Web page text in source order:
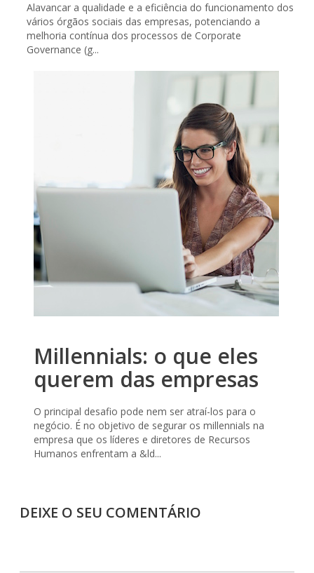
Alavancar a qualidade e a eficiência do funcionamento dos
vários órgãos sociais das empresas, potenciando a
melhoria contínua dos processos de Corporate
Governance (g...
Millennials: o que eles
querem das empresas
O principal desafio pode nem ser atraí-los para o
negócio. É no objetivo de segurar os millennials na
empresa que os líderes e diretores de Recursos
Humanos enfrentam a &ld...
DEIXE O SEU COMENTÁRIO